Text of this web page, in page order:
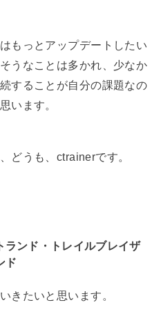
もっとアップデートしたい
うなことは多かれ、少なか
することが自分の課題なの
います。
どうも、ctrainerです。
ランド・トレイルブレイザ
ド
きたいと思います。